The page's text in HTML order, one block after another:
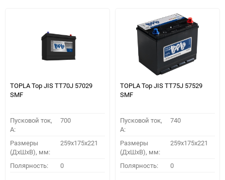
TOPLA Top JIS TT70J 57029
SMF
Пусковой ток,
A:
700
Размеры
(ДхШхВ), мм:
259x175x221
Полярность: 0
TOPLA Top JIS TT75J 57529
SMF
Пусковой ток,
A:
740
Размеры
(ДхШхВ), мм:
259x175x221
Полярность: 0